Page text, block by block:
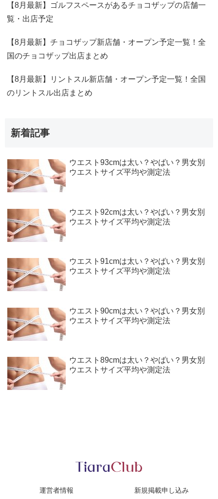
【8月最新】ゴルフスペースがあるチョコザップの店舗一
覧・出店予定
【8月最新】チョコザップ新店舗・オープン予定一覧！全
国のチョコザップ出店まとめ
【8月最新】リントスル新店舗・オープン予定一覧！全国
のリントスル出店まとめ
新着記事
ウエスト93cmは太い？やばい？男女別
ウエストサイズ平均や測定法
ウエスト92cmは太い？やばい？男女別
ウエストサイズ平均や測定法
ウエスト91cmは太い？やばい？男女別
ウエストサイズ平均や測定法
ウエスト90cmは太い？やばい？男女別
ウエストサイズ平均や測定法
ウエスト89cmは太い？やばい？男女別
ウエストサイズ平均や測定法
運営者情報 新規掲載申し込み